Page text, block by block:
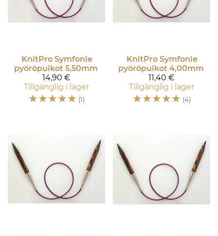
KnitPro Symfonie
pyöröpuikot 5,50mm
14,90 €
Tillgänglig i lager
☆☆☆☆☆ (1)
KnitPro Symfonie
pyöröpuikot 4,00mm
11,40 €
Tillgänglig i lager
☆☆☆☆☆ (4)